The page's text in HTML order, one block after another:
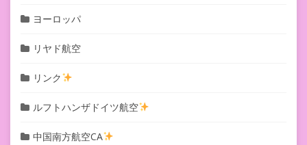
ヨーロッパ
リヤド航空
リンク
ルフトハンザドイツ航空
中国南方航空CA